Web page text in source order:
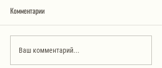
Ближневосточный цыпленок
Комментарии
Ваш комментарий...